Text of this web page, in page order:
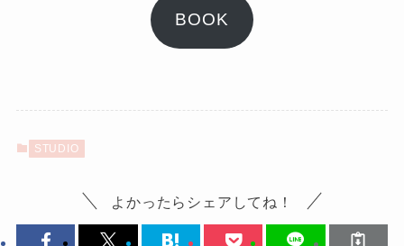
BOOK
STUDIO
よかったらシェアしてね！